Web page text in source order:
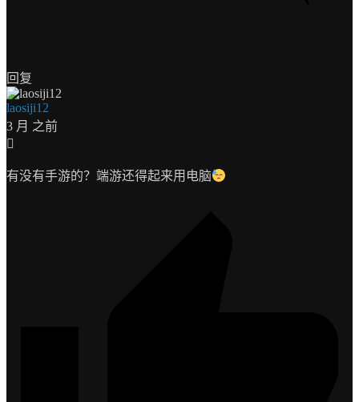
回复
laosiji12
3 月 之前
有没有手游的？端游还得起来用电脑